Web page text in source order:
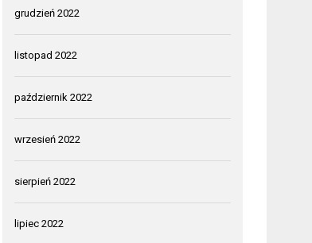
grudzień 2022
listopad 2022
październik 2022
wrzesień 2022
sierpień 2022
lipiec 2022